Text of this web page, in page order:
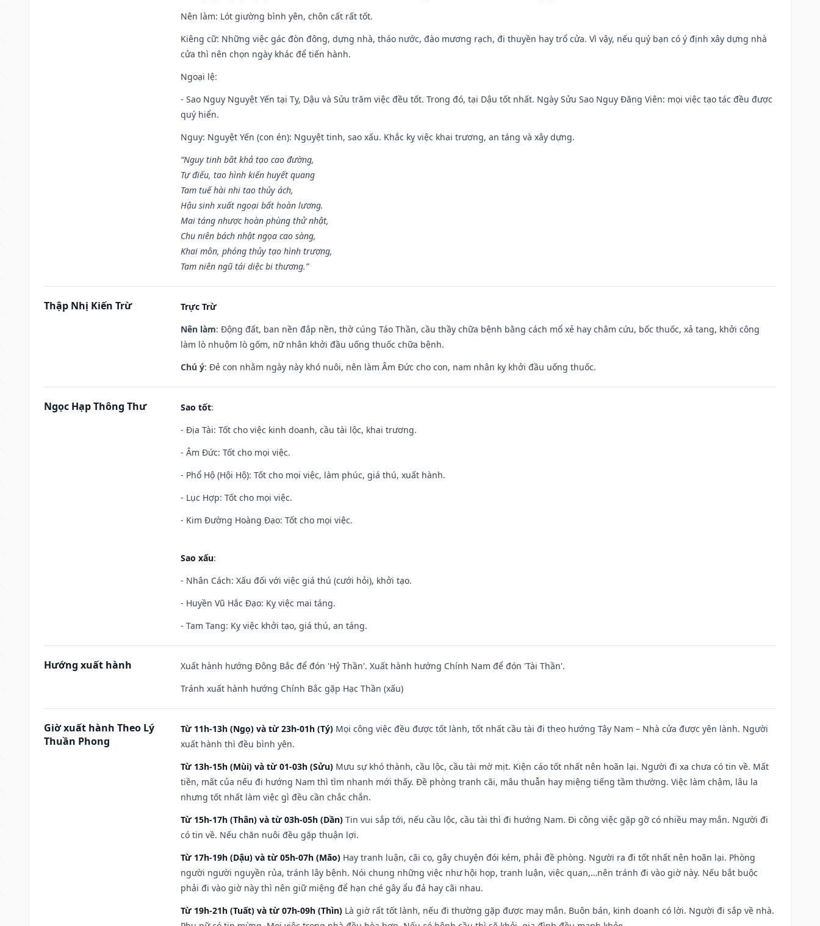
Nên làm: Lót giường bình yên, chôn cất rất tốt.
Kiêng cữ: Những việc gác đòn đông, dựng nhà, tháo nước, đào mương rạch, đi thuyền hay trổ cửa. Vì vậy, nếu quý bạn có ý định xây dựng nhà
cửa thì nên chọn ngày khác để tiến hành.
Ngoại lệ:
- Sao Nguy Nguyệt Yến tại Tỵ, Dậu và Sửu trăm việc đều tốt. Trong đó, tại Dậu tốt nhất. Ngày Sửu Sao Nguy Đăng Viên: mọi việc tạo tác đều được
quý hiển.
Nguy: Nguyệt Yến (con én): Nguyệt tinh, sao xấu. Khắc kỵ việc khai trương, an táng và xây dựng.
“Nguy tinh bât khả tạo cao đường,
Tự điếu, tao hình kiến huyết quang
Tam tuế hài nhi tao thủy ách,
Hậu sinh xuất ngoại bất hoàn lương.
Mai táng nhược hoàn phùng thử nhật,
Chu niên bách nhật ngọa cao sàng,
Khai môn, phóng thủy tạo hình trượng,
Tam niên ngũ tái diệc bi thương.”
Thập Nhị Kiến Trừ
Trực Trừ
Nên làm: Động đất, ban nền đắp nền, thờ cúng Táo Thần, cầu thầy chữa bệnh bằng cách mổ xẻ hay châm cứu, bốc thuốc, xả tang, khởi công
làm lò nhuộm lò gốm, nữ nhân khởi đầu uống thuốc chữa bệnh.
Chú ý: Đẻ con nhằm ngày này khó nuôi, nên làm Âm Đức cho con, nam nhân kỵ khởi đầu uống thuốc.
Ngọc Hạp Thông Thư Sao tốt:
- Địa Tài: Tốt cho việc kinh doanh, cầu tài lộc, khai trương.
- Âm Đức: Tốt cho mọi việc.
- Phổ Hộ (Hội Hộ): Tốt cho mọi việc, làm phúc, giá thú, xuất hành.
- Lục Hợp: Tốt cho mọi việc.
- Kim Đường Hoàng Đạo: Tốt cho mọi việc.
Sao xấu:
- Nhân Cách: Xấu đối với việc giá thú (cưới hỏi), khởi tạo.
- Huyền Vũ Hắc Đạo: Kỵ việc mai táng.
- Tam Tang: Kỵ việc khởi tạo, giá thú, an táng.
Hướng xuất hành
Xuất hành hướng Đông Bắc để đón 'Hỷ Thần'. Xuất hành hướng Chính Nam để đón 'Tài Thần'.
Tránh xuất hành hướng Chính Bắc gặp Hạc Thần (xấu)
Giờ xuất hành Theo Lý
Thuần Phong
Từ 11h-13h (Ngọ) và từ 23h-01h (Tý) Mọi công việc đều được tốt lành, tốt nhất cầu tài đi theo hướng Tây Nam – Nhà cửa được yên lành. Người
xuất hành thì đều bình yên.
Từ 13h-15h (Mùi) và từ 01-03h (Sửu) Mưu sự khó thành, cầu lộc, cầu tài mờ mịt. Kiện cáo tốt nhất nên hoãn lại. Người đi xa chưa có tin về. Mất
tiền, mất của nếu đi hướng Nam thì tìm nhanh mới thấy. Đề phòng tranh cãi, mâu thuẫn hay miệng tiếng tầm thường. Việc làm chậm, lâu la
nhưng tốt nhất làm việc gì đều cần chắc chắn.
Từ 15h-17h (Thân) và từ 03h-05h (Dần) Tin vui sắp tới, nếu cầu lộc, cầu tài thì đi hướng Nam. Đi công việc gặp gỡ có nhiều may mắn. Người đi
có tin về. Nếu chăn nuôi đều gặp thuận lợi.
Từ 17h-19h (Dậu) và từ 05h-07h (Mão) Hay tranh luận, cãi cọ, gây chuyện đói kém, phải đề phòng. Người ra đi tốt nhất nên hoãn lại. Phòng
người người nguyền rủa, tránh lây bệnh. Nói chung những việc như hội họp, tranh luận, việc quan,…nên tránh đi vào giờ này. Nếu bắt buộc
phải đi vào giờ này thì nên giữ miệng để hạn ché gây ẩu đả hay cãi nhau.
Từ 19h-21h (Tuất) và từ 07h-09h (Thìn) Là giờ rất tốt lành, nếu đi thường gặp được may mắn. Buôn bán, kinh doanh có lời. Người đi sắp về nhà.